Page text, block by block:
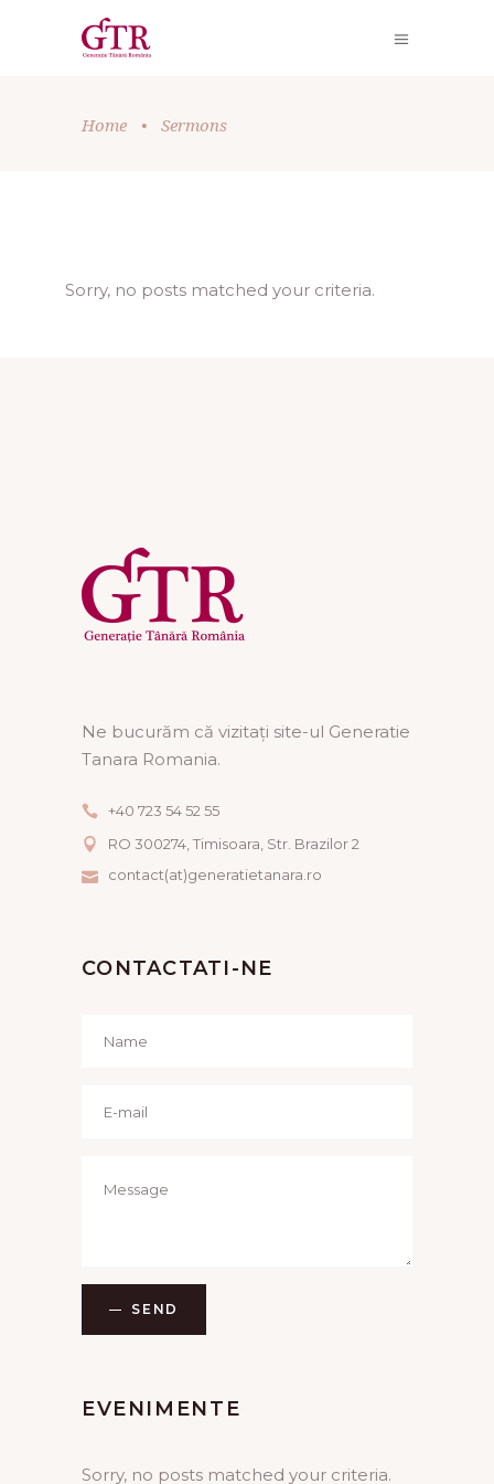
Home • Sermons
Sorry, no posts matched your criteria.
Ne bucurăm că vizitați site-ul Generatie
Tanara Romania.
+40 723 54 52 55
RO 300274, Timisoara, Str. Brazilor 2
contact(at)generatietanara.ro
CONTACTATI-NE
SEND
EVENIMENTE
Sorry, no posts matched your criteria.